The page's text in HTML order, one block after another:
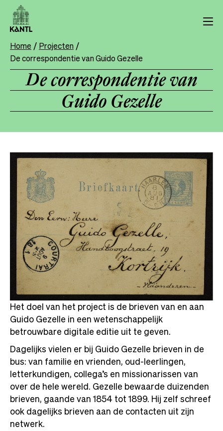
Overslaan
naar
inhoud
gaan
Breadcrumb
Home Projecten
De correspondentie van Guido Gezelle
De correspondentie van
Guido Gezelle
Het doel van het project is de brieven van en aan
Guido Gezelle in een wetenschappelijk
betrouwbare digitale editie uit te geven.
Dagelijks vielen er bij Guido Gezelle brieven in de
bus: van familie en vrienden, oud-leerlingen,
letterkundigen, collega’s en missionarissen van
over de hele wereld. Gezelle bewaarde duizenden
brieven, gaande van 1854 tot 1899. Hij zelf schreef
ook dagelijks brieven aan de contacten uit zijn
netwerk.